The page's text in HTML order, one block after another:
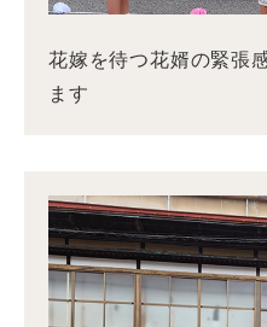
花嫁を待つ花婿の緊張
ます